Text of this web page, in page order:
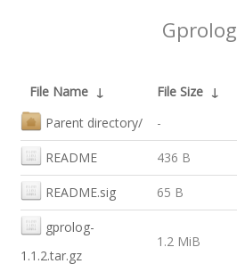
Gprolog
File Name ↓ File Size ↓
Parent directory/
-
README 436 B
README.sig 65 B
gprolog-
1.1.2.tar.gz
1.2 MiB